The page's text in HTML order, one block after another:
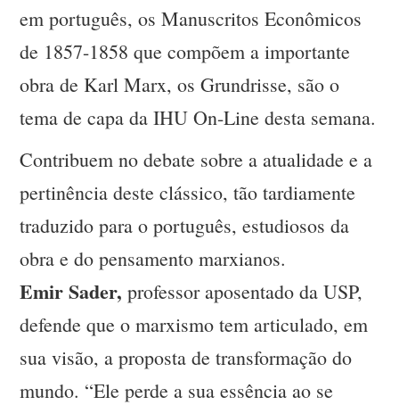
em português, os Manuscritos Econômicos
de 1857-1858 que compõem a importante
obra de Karl Marx, os Grundrisse, são o
tema de capa da IHU On-Line desta semana.
Contribuem no debate sobre a atualidade e a
pertinência deste clássico, tão tardiamente
traduzido para o português, estudiosos da
obra e do pensamento marxianos.
Emir Sader, professor aposentado da USP,
defende que o marxismo tem articulado, em
sua visão, a proposta de transformação do
mundo. “Ele perde a sua essência ao se